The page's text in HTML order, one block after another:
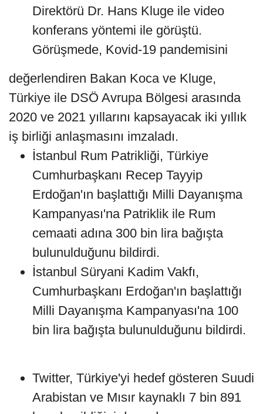
Direktörü Dr. Hans Kluge ile video
konferans yöntemi ile görüştü.
Görüşmede, Kovid-19 pandemisini
değerlendiren Bakan Koca ve Kluge,
Türkiye ile DSÖ Avrupa Bölgesi arasında
2020 ve 2021 yıllarını kapsayacak iki yıllık
iş birliği anlaşmasını imzaladı.
İstanbul Rum Patrikliği, Türkiye
Cumhurbaşkanı Recep Tayyip
Erdoğan'ın başlattığı Milli Dayanışma
Kampanyası'na Patriklik ile Rum
cemaati adına 300 bin lira bağışta
bulunulduğunu bildirdi.
İstanbul Süryani Kadim Vakfı,
Cumhurbaşkanı Erdoğan'ın başlattığı
Milli Dayanışma Kampanyası'na 100
bin lira bağışta bulunulduğunu bildirdi.
Twitter, Türkiye'yi hedef gösteren Suudi
Arabistan ve Mısır kaynaklı 7 bin 891